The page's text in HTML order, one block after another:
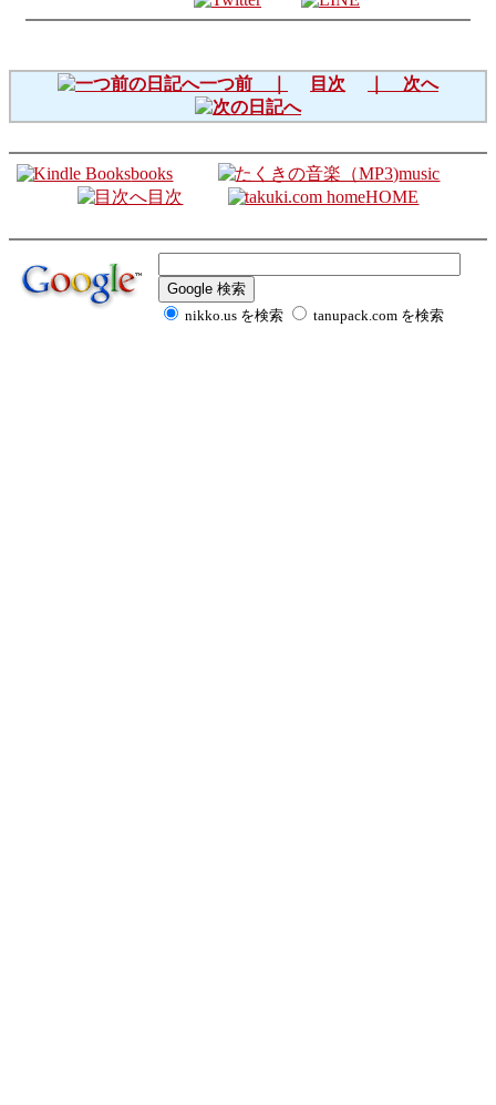
一つ前 ｜ 目次 ｜ 次へ
books
music
目次
HOME
nikko.us を検索 tanupack.com を検索